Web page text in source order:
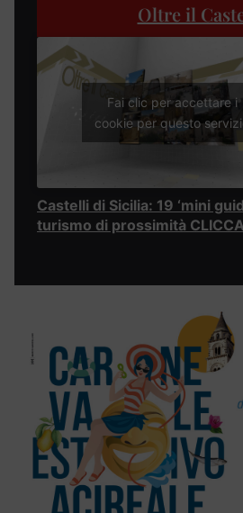
Oltre il
Fai clic per accettare i
cookie per questo
Castelli di Sicilia: 19 ‘mini
turismo di prossimità CLICCA